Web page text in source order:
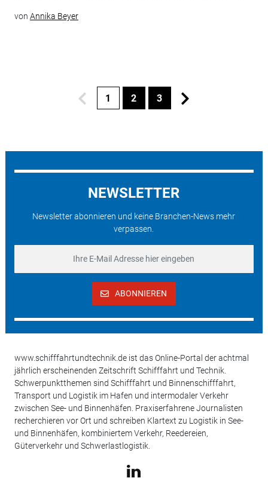
von Annika Beyer
1 2 3
NEWSLETTER
Newsletter abonnieren und keine Branchen-News mehr
verpassen.
ABONNIEREN
www.schifffahrtundtechnik.de ist das Online-Portal der achtmal
jährlich erscheinenden Zeitschrift Schifffahrt und Technik.
Schwerpunktthemen sind Schifffahrt und Binnenschifffahrt,
Transport und Logistik im Hafen und intermodaler Verkehr
zwischen See- und Binnenhäfen. Praxiserfahrene Journalisten
recherchieren vor Ort und schreiben Klartext zu Logistik in See-
und Binnenhäfen, kombiniertem Verkehr, Reedereien,
Güterverkehr und Schwerlastlogistik.